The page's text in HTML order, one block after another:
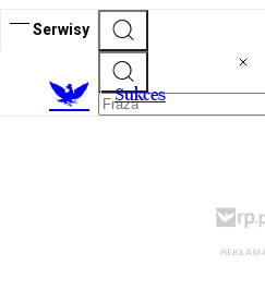
Serwisy
Sukces